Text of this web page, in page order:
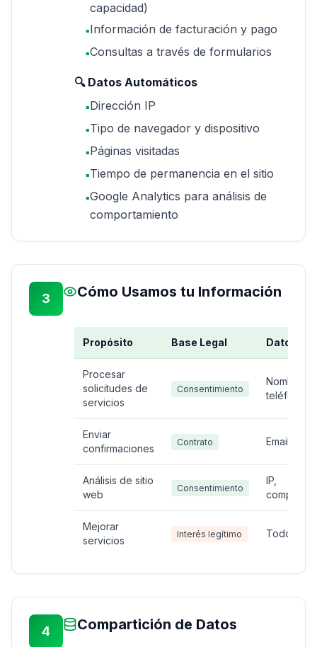
capacidad)
▪Información de facturación y pago
▪Consultas a través de formularios
🔍 Datos Automáticos
▪Dirección IP
▪Tipo de navegador y dispositivo
▪Páginas visitadas
▪Tiempo de permanencia en el sitio
▪Google Analytics para análisis de
comportamiento
3 Cómo Usamos tu Información
Propósito Base Legal Datos
Procesar
solicitudes de
servicios
Consentimiento
Nombre,
teléfono
Enviar
confirmaciones
Contrato Email,
Análisis de sitio
web
Consentimiento
IP,
Mejorar
servicios
Interés legítimo Todos los
4 Compartición de Datos